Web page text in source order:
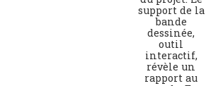
support de la
bande
dessinée,
outil
interactif,
révèle un
rapport au